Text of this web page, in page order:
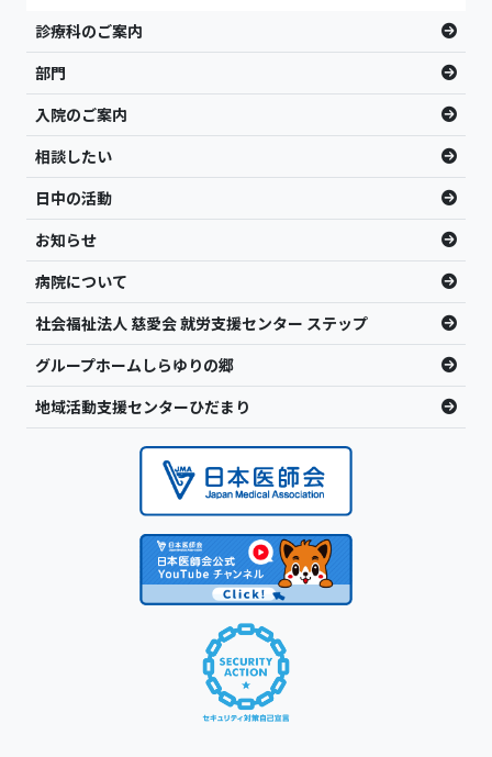
診療科のご案内
部門
入院のご案内
相談したい
日中の活動
お知らせ
病院について
社会福祉法人 慈愛会 就労支援センター ステップ
グループホームしらゆりの郷
地域活動支援センターひだまり